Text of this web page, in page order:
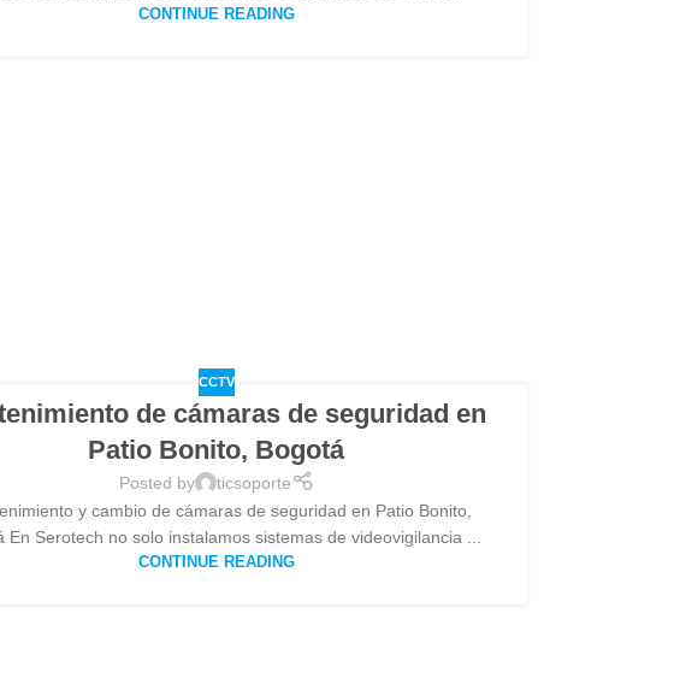
CONTINUE READING
CCTV
de cámaras de seguridad en
Patio Bonito, Bogotá
Posted by
ticsoporte
y cambio de cámaras de seguridad en Patio Bonito,
En Serotech no solo instalamos sistemas de videovigilancia ...
CONTINUE READING